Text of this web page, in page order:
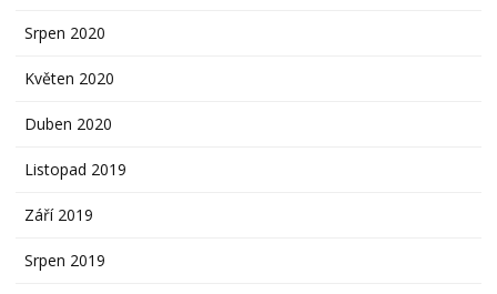
Srpen 2020
Květen 2020
Duben 2020
Listopad 2019
Září 2019
Srpen 2019